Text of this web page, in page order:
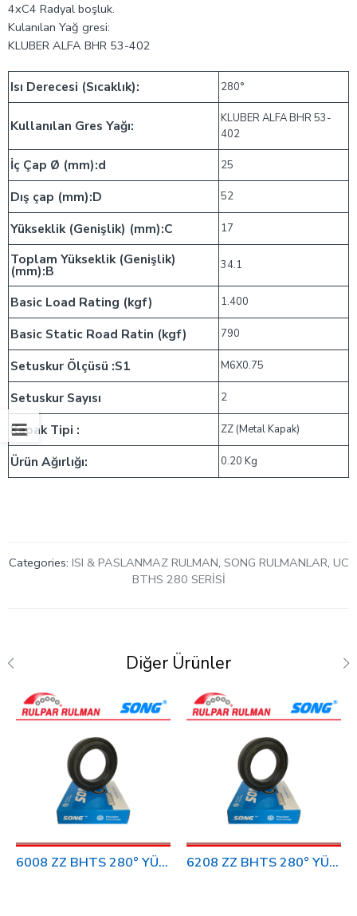
4xC4 Radyal boşluk.
Kulanılan Yağ gresi:
KLUBER ALFA BHR 53-402
Isı Derecesi (Sıcaklık): 280°
Kullanılan Gres Yağı:
KLUBER ALFA BHR 53-
402
İç Çap Ø (mm):d 25
Dış çap (mm):D 52
Yükseklik (Genişlik) (mm):C 17
Toplam Yükseklik (Genişlik)
(mm):B 34.1
Basic Load Rating (kgf) 1.400
Basic Static Road Ratin (kgf) 790
Setuskur Ölçüsü :S1 M6X0.75
Setuskur Sayısı 2
Kapak Tipi : ZZ (Metal Kapak)
Ürün Ağırlığı: 0.20 Kg
Categories: ISI & PASLANMAZ RULMAN, SONG RULMANLAR, UC
BTHS 280 SERİSİ
Diğer Ürünler
6008 ZZ BHTS 280° YÜKSEK ISI RULMAN 6208 ZZ BHTS 280° YÜKSEK ISI RULMAN